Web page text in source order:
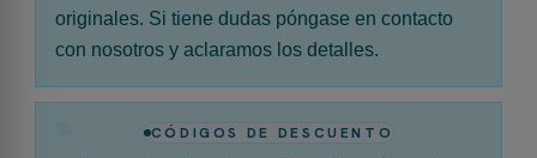
originales. Si tiene dudas póngase en contacto
con nosotros y aclaramos los detalles.
CÓDIGOS DE DESCUENTO